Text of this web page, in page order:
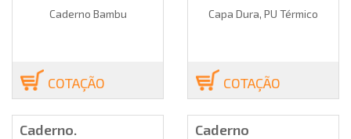
Caderno Bambu
COTAÇÃO
Capa Dura, PU Térmico
COTAÇÃO
Caderno. Caderno